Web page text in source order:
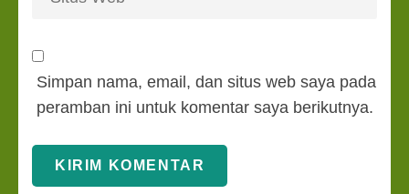
Simpan nama, email, dan situs web saya pada
peramban ini untuk komentar saya berikutnya.